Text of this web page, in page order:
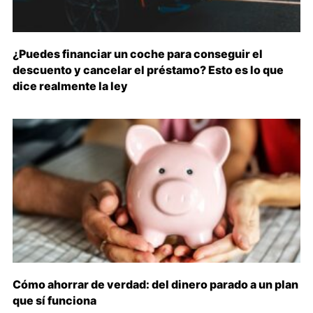
¿Puedes financiar un coche para conseguir el
descuento y cancelar el préstamo? Esto es lo que
dice realmente la ley
Cómo ahorrar de verdad: del dinero parado a un plan
que sí funciona